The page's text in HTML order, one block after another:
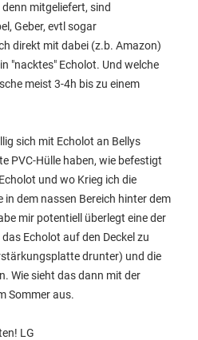
mitgeliefert, sind
Geber, evtl sogar
direkt mit dabei (z.b. Amazon)
"nacktes" Echolot. Und welche
meist 3-4h bis zu einem
sich mit Echolot an Bellys
PVC-Hülle haben, wie befestigt
und wo Krieg ich die
in dem nassen Bereich hinter dem
mir potentiell überlegt eine der
Echolot auf den Deckel zu
drunter) und die
Wie sieht das dann mit der
Sommer aus.
LG